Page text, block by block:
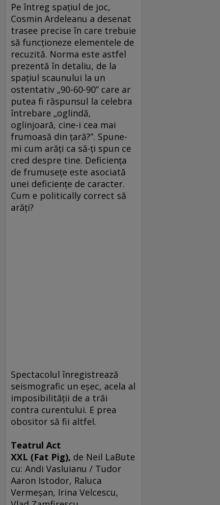
Pe întreg spaţiul de joc,
Cosmin Ardeleanu a desenat
trasee precise în care trebuie
să funcţioneze elementele de
recuzită. Norma este astfel
prezentă în detaliu, de la
spaţiul scaunului la un
ostentativ „90-60-90” care ar
putea fi răspunsul la celebra
întrebare „oglindă,
oglinjoară, cine-i cea mai
frumoasă din ţară?”. Spune-
mi cum arăţi ca să-ţi spun ce
cred despre tine. Deficienţa
de frumuseţe este asociată
unei deficienţe de caracter.
Cum e politically correct să
arăţi?
Spectacolul înregistrează
seismografic un eşec, acela al
imposibilităţii de a trăi
contra curentului. E prea
obositor să fii altfel.
Teatrul Act
XXL (Fat Pig), de Neil LaBute
cu: Andi Vasluianu / Tudor
Aaron Istodor, Raluca
Vermeşan, Irina Velcescu,